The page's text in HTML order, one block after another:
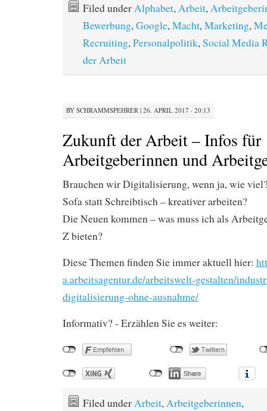
Filed underAlphabet,Arbeit,
Bewerbung,Google,Macht,Marketing,
Recruiting,Personalpolitik,Social Media
der Arbeit
BY SCHRAMMSPEHRER | 26. APRIL 2017 · 20:13
Zukunft der Arbeit – Infos für
Arbeitgeberinnen und
Brauchen wir Digitalisierung, wenn ja, wie
Sofa statt Schreibtisch – kreativer arbeiten?
Die Neuen kommen – was muss ich als
Z bieten?
Diese Themen finden Sie immer aktuell hier:
a.arbeitsagentur.de/arbeitswelt-gestalten/
digitalisierung-ohne-ausnahme/
Informativ? - Erzählen Sie es weiter:
Filed underArbeit,Arbeitgeberinnen,